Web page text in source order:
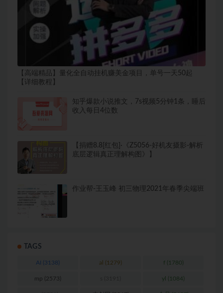
【高端精品】量化全自动挂机赚美金项目，单号一天50起
【详细教程】
知乎爆款小说推文，7s视频5分钟1条，睡后
收入每日4位数
【捐赠8.8[红包]·《Z5056-好机友摄影-解析
底层逻辑真正理解构图》】
作业帮-王玉峰 初三物理2021年春季尖端班
TAGS
AI (3138) al (1279) f(1780)
mp (2573) yl (1084)